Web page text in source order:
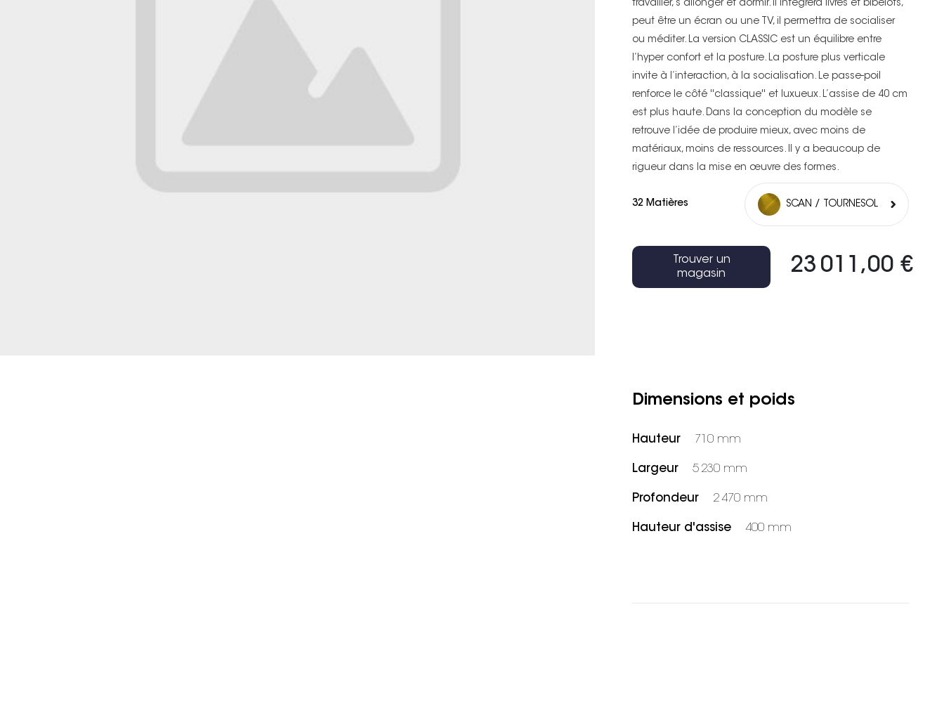
travailler, s’allonger et dormir. Il intégrera livres et bibelots,
peut être un écran ou une TV, il permettra de socialiser
ou méditer. La version CLASSIC est un équilibre entre
l’hyper confort et la posture. La posture plus verticale
invite à l’interaction, à la socialisation. Le passe-poil
renforce le côté ''classique'' et luxueux. L’assise de 40 cm
est plus haute. Dans la conception du modèle se
retrouve l’idée de produire mieux, avec moins de
matériaux, moins de ressources. Il y a beaucoup de
rigueur dans la mise en œuvre des formes.
32 Matières SCAN / TOURNESOL
23 011,00 €
Trouver un
magasin
Dimensions et poids
Hauteur 710 mm
Largeur 5 230 mm
Profondeur 2 470 mm
Hauteur d'assise 400 mm